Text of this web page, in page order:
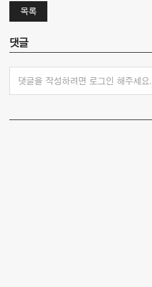
목록
댓글
댓글을 작성하려면 로그인 해주세요.